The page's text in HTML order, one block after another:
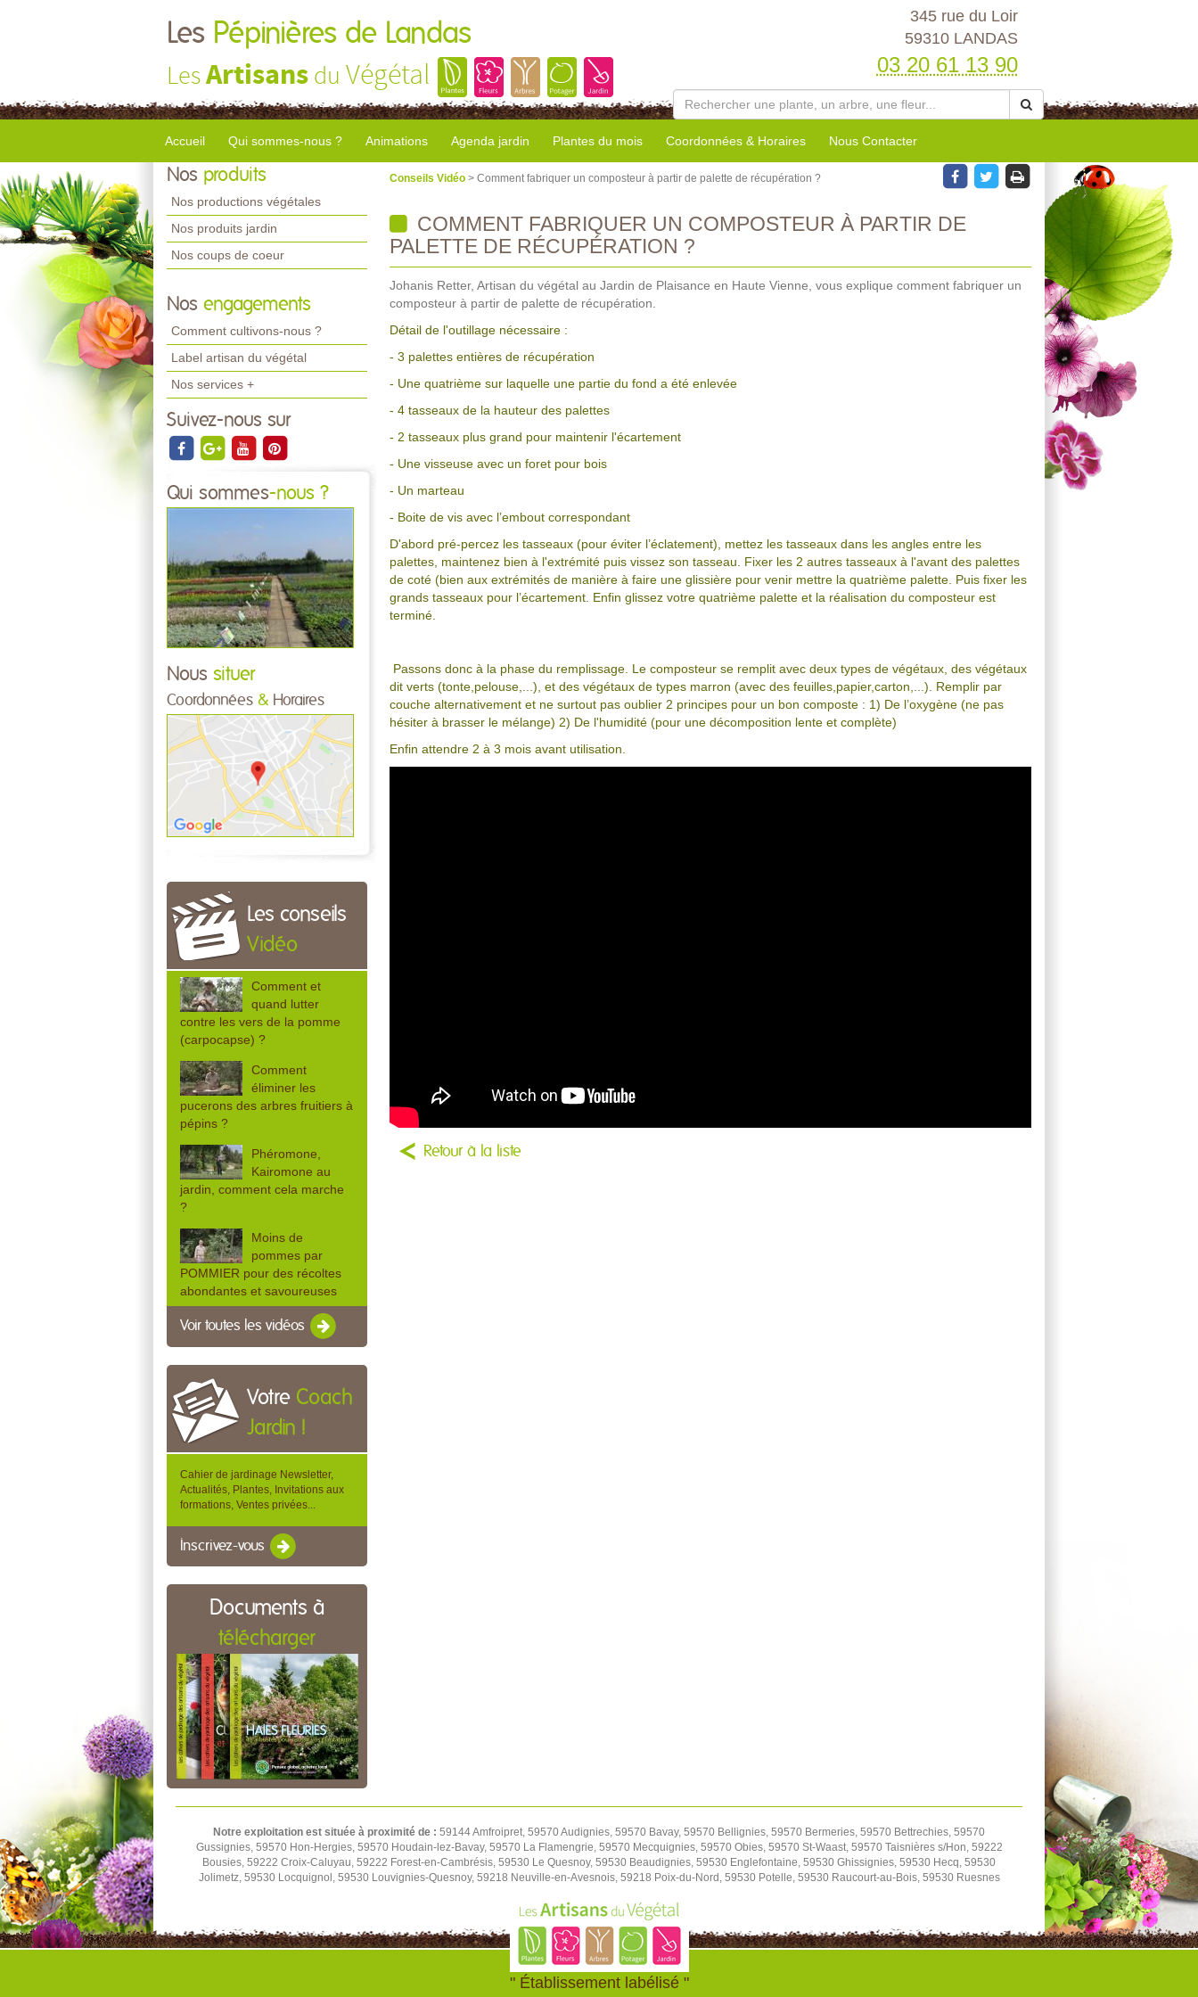
Les Pépinières de Landas
LesArtisans du Végétal
345 rue du Loir
59310 LANDAS
03 20 61 13 90
Accueil Qui sommes-nous ? Animations Agenda jardin Plantes du mois Coordonnées & Horaires Nous Contacter
Nos produits
Nos productions végétales
Nos produits jardin
Nos coups de coeur
Nos engagements
Comment cultivons-nous ?
Label artisan du végétal
Nos services +
Suivez-nous sur
Qui sommes-nous ?
Nous situer
Coordonnées & Horaires
Les conseils
Vidéo
Comment et
quand lutter
contre les vers de la pomme
(carpocapse) ?
Comment
éliminer les
pucerons des arbres fruitiers à
pépins ?
Phéromone,
Kairomone au
jardin, comment cela marche
?
Moins de
pommes par
POMMIER pour des récoltes
abondantes et savoureuses
Voir toutes les vidéos
Votre Coach
Jardin !
Cahier de jardinage Newsletter,
Actualités, Plantes, Invitations aux
formations, Ventes privées...
Inscrivez-vous
Documents à
télécharger
Conseils Vidéo > Comment fabriquer un composteur à partir de palette de récupération ?
COMMENT FABRIQUER UN COMPOSTEUR À PARTIR DE
PALETTE DE RÉCUPÉRATION ?
Johanis Retter, Artisan du végétal au Jardin de Plaisance en Haute Vienne, vous explique comment fabriquer un
composteur à partir de palette de récupération.
Détail de l'outillage nécessaire :
- 3 palettes entières de récupération
- Une quatrième sur laquelle une partie du fond a été enlevée
- 4 tasseaux de la hauteur des palettes
- 2 tasseaux plus grand pour maintenir l'écartement
- Une visseuse avec un foret pour bois
- Un marteau
- Boite de vis avec l’embout correspondant
D'abord pré-percez les tasseaux (pour éviter l’éclatement), mettez les tasseaux dans les angles entre les
palettes, maintenez bien à l'extrémité puis vissez son tasseau. Fixer les 2 autres tasseaux à l'avant des palettes
de coté (bien aux extrémités de manière à faire une glissière pour venir mettre la quatrième palette. Puis fixer les
grands tasseaux pour l’écartement. Enfin glissez votre quatrième palette et la réalisation du composteur est
terminé.
Passons donc à la phase du remplissage. Le composteur se remplit avec deux types de végétaux, des végétaux
dit verts (tonte,pelouse,...), et des végétaux de types marron (avec des feuilles,papier,carton,...). Remplir par
couche alternativement et ne surtout pas oublier 2 principes pour un bon composte : 1) De l’oxygène (ne pas
hésiter à brasser le mélange) 2) De l'humidité (pour une décomposition lente et complète)
Enfin attendre 2 à 3 mois avant utilisation.
Retour à la liste
Notre exploitation est située à proximité de : 59144 Amfroipret, 59570 Audignies, 59570 Bavay, 59570 Bellignies, 59570 Bermeries, 59570 Bettrechies, 59570
Gussignies, 59570 Hon-Hergies, 59570 Houdain-lez-Bavay, 59570 La Flamengrie, 59570 Mecquignies, 59570 Obies, 59570 St-Waast, 59570 Taisnières s/Hon, 59222
Bousies, 59222 Croix-Caluyau, 59222 Forest-en-Cambrésis, 59530 Le Quesnoy, 59530 Beaudignies, 59530 Englefontaine, 59530 Ghissignies, 59530 Hecq, 59530
Jolimetz, 59530 Locquignol, 59530 Louvignies-Quesnoy, 59218 Neuville-en-Avesnois, 59218 Poix-du-Nord, 59530 Potelle, 59530 Raucourt-au-Bois, 59530 Ruesnes
" Établissement labélisé "